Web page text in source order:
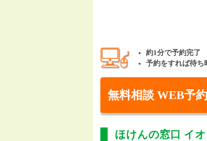
約1分で予約完了
予約をすれば待ち
無料相談 WEB予約
ほけんの窓口 イ